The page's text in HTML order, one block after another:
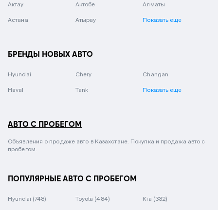
Актау Актобе Алматы
Астана Атырау Показать еще
БРЕНДЫ НОВЫХ АВТО
Hyundai Chery Changan
Haval Tank Показать еще
АВТО С ПРОБЕГОМ
Объявления о продаже авто в Казахстане. Покупка и продажа авто с
пробегом.
ПОПУЛЯРНЫЕ АВТО С ПРОБЕГОМ
Hyundai (748) Toyota (484) Kia (332)